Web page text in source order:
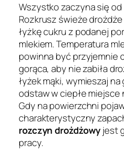
Wszystko zaczyna się
Rozkrusz świeże
łyżkę cukru z podanej
mlekiem. Temperatura
powinna być przyjemnie
gorąca, aby nie zabiła
łyżek mąki, wymieszaj na
odstaw w ciepłe miejsce
Gdy na powierzchni
charakterystyczny
rozczyn drożdżowyjest
pracy.